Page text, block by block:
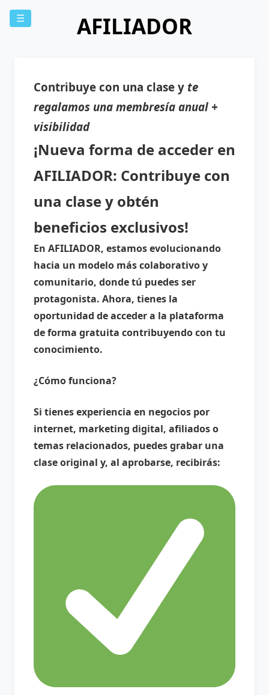
☰ AFILIADOR
Contribuye con una clase y te
regalamos una membresía anual +
visibilidad
¡Nueva forma de acceder en
AFILIADOR: Contribuye con
una clase y obtén
beneficios exclusivos!
En AFILIADOR, estamos evolucionando
hacia un modelo más colaborativo y
comunitario, donde tú puedes ser
protagonista. Ahora, tienes la
oportunidad de acceder a la plataforma
de forma gratuita contribuyendo con tu
conocimiento.
¿Cómo funciona?
Si tienes experiencia en negocios por
internet, marketing digital, afiliados o
temas relacionados, puedes grabar una
clase original y, al aprobarse, recibirás: